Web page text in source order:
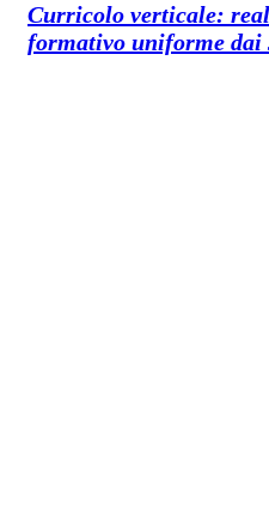
Curricolo verticale:
formativo uniforme dai